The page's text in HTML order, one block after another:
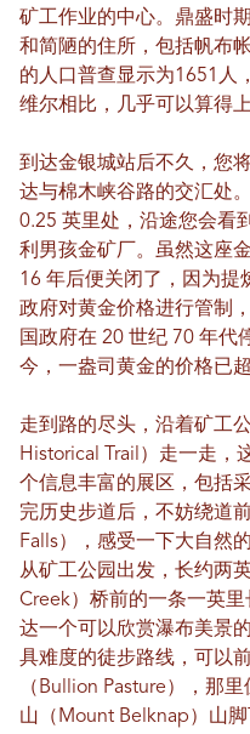
矿工作业的中心。鼎盛时
和简陋的住所，包括帆布
的人口普查显示为1651人
维尔相比，几乎可以算得
到达金银城站后不久，您
达与棉木峡谷路的交汇处
0.25 英里处，沿途您会看
利男孩金矿厂。虽然这座
16 年后便关闭了，因为
政府对黄金价格进行管制
国政府在 20 世纪 70 年代
今，一盎司黄金的价格已
走到路的尽头，沿着矿工
Historical Trail）走一走，
个信息丰富的展区，包括
完历史步道后，不妨绕道
Falls），感受一下大自然
从矿工公园出发，长约两
Creek）桥前的一条一英
达一个可以欣赏瀑布美景
具难度的徒步路线，可以
（Bullion Pasture），那
山（Mount Belknap）山脚